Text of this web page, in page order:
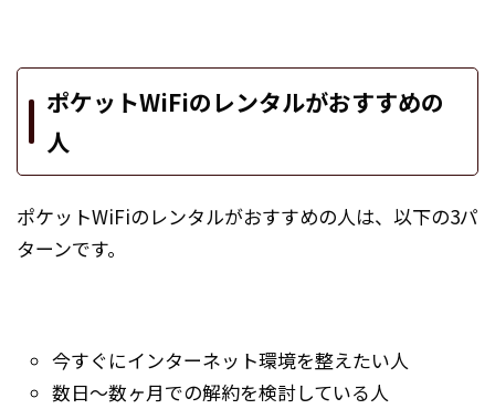
ポケットWiFiのレンタルがおすすめの
人
ポケットWiFiのレンタルがおすすめの人は、以下の3パ
ターンです。
今すぐにインターネット環境を整えたい人
数日～数ヶ月での解約を検討している人